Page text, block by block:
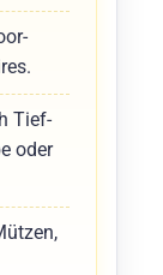
Tief-
oder